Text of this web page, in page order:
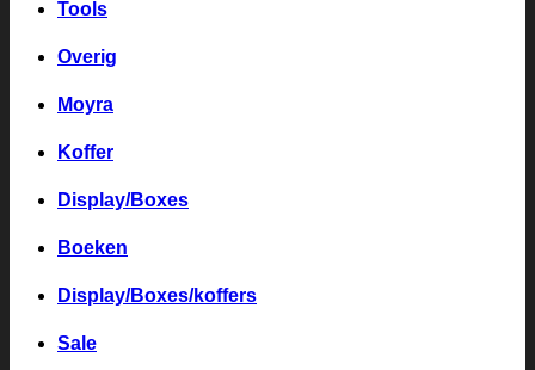
Tools
Overig
Moyra
Koffer
Display/Boxes
Boeken
Display/Boxes/koffers
Sale